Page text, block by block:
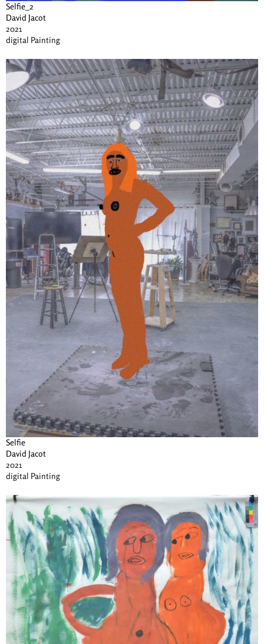
Selfie_2
David Jacot
2021
digital Painting
Selfie
David Jacot
2021
digital Painting